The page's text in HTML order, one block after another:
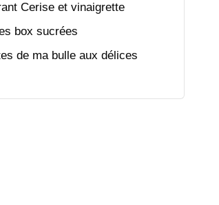
Cerise et vinaigrette
box sucrées
de ma bulle aux délices